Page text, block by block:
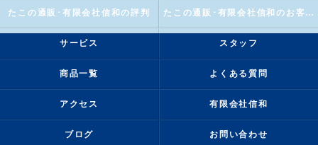
たこの通販･有限会社信和の評判 たこの通販･有限会社信和のお客様の声
サービス スタッフ
商品一覧 よくある質問
アクセス 有限会社信和
ブログ お問い合わせ